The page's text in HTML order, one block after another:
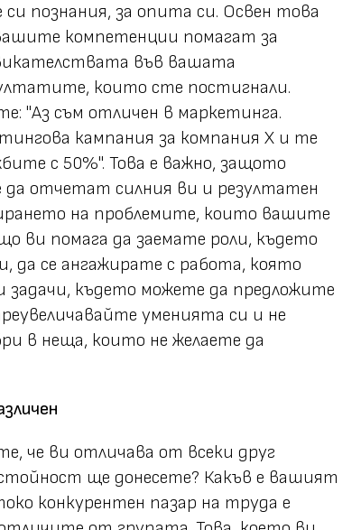
познания, за опита си. Освен това
компетенции помагат за
във вашата
които сте постигнали.
"Аз съм отличен в маркетинга.
кампания за компания Х и те
с 50%". Това е важно, защото
да отчетат силния ви и резултатен
на проблемите, които вашите
ви помага да заемате роли, където
да се ангажирате с работа, която
задачи, където можете да предложите
уменията си и не
в неща, които не желаете да
че ви отличава от всеки друг
ще донесете? Какъв е вашият
конкурентен пазар на труда е